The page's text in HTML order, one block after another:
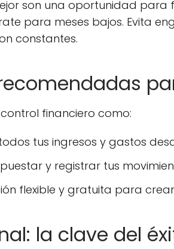
son una oportunidad
para meses bajos. Evita
constantes.
financiero como:
tus ingresos y gastos
y registrar tus
flexible y gratuita para
la clave del